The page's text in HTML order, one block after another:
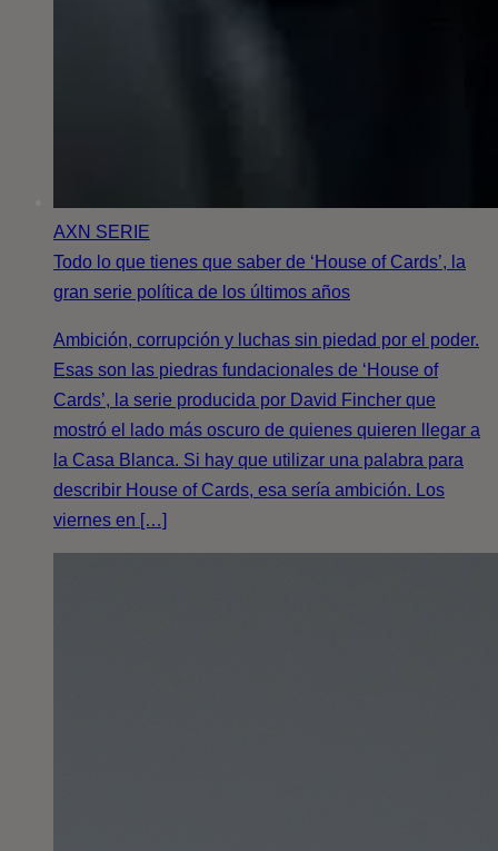
AXN SERIE
Todo lo que tienes que saber de ‘House of Cards’, la
gran serie política de los últimos años
Ambición, corrupción y luchas sin piedad por el poder.
Esas son las piedras fundacionales de ‘House of
Cards’, la serie producida por David Fincher que
mostró el lado más oscuro de quienes quieren llegar a
la Casa Blanca. Si hay que utilizar una palabra para
describir House of Cards, esa sería ambición. Los
viernes en […]